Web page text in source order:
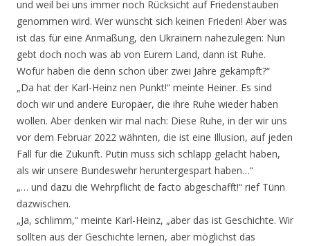
und weil bei uns immer noch Rücksicht auf Friedenstauben
genommen wird. Wer wünscht sich keinen Frieden! Aber was
ist das für eine Anmaßung, den Ukrainern nahezulegen: Nun
gebt doch noch was ab von Eurem Land, dann ist Ruhe.
Wofür haben die denn schon über zwei Jahre gekämpft?“
„Da hat der Karl-Heinz nen Punkt!“ meinte Heiner. Es sind
doch wir und andere Europäer, die ihre Ruhe wieder haben
wollen. Aber denken wir mal nach: Diese Ruhe, in der wir uns
vor dem Februar 2022 wähnten, die ist eine Illusion, auf jeden
Fall für die Zukunft. Putin muss sich schlapp gelacht haben,
als wir unsere Bundeswehr heruntergespart haben…“
„… und dazu die Wehrpflicht de facto abgeschafft!“ rief Tünn
dazwischen.
„Ja, schlimm,“ meinte Karl-Heinz, „aber das ist Geschichte. Wir
sollten aus der Geschichte lernen, aber möglichst das